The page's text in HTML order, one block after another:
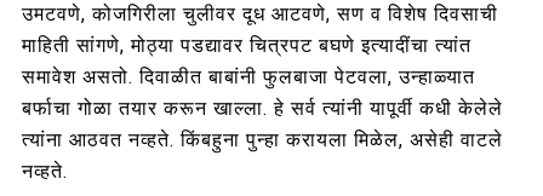
उमटवणे, कोजगिरीला चुलीवर दूध आटवणे, सण व विशेष दिवसाची
माहिती सांगणे, मोठ्या पडद्यावर चित्रपट बघणे इत्यादींचा त्यांत
समावेश असतो. दिवाळीत बाबांनी फुलबाजा पेटवला, उन्हाळ्यात
बर्फाचा गोळा तयार करून खाल्ला. हे सर्व त्यांनी यापूर्वी कधी केलेले
त्यांना आठवत नव्हते. किंबहुना पुन्हा करायला मिळेल, असेही वाटले
नव्हते.